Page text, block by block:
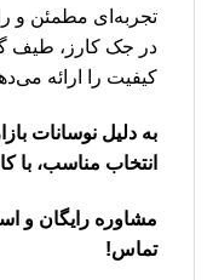
تجربه‌ای مطمئن و
در جک کارز، طیف
کیفیت را ارائه
به دلیل نوسانات
انتخاب مناسب، با
مشاوره رایگان و
تماس!